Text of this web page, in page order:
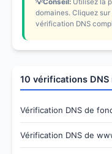
💡Conseil:Utilisez la
domaines. Cliquez
vérification DNS
10 vérifications
Vérification DNS de
Vérification DNS de